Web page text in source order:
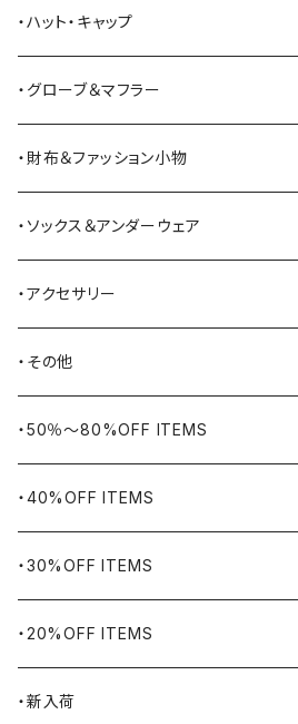
Bass Pro Shops
BATTLE LAKE
Barbour
BAYSIDE
BELSTAFF
BIG BILL
WORKERS BIGDAY
BHADUR
Bills KHAKIS
BLUCO
Blundstone
カーディガン
パーカー
ツナギ
ジャージ・スウェット
ハーフパンツ・ショートパンツ
リュック・バックパック
ボストンバッグ・ダッフルバッグ
ヒップバッグ・ファニーパック
ブリーフケース
ツールバッグ
スニーカー
サンダル
その他シューズ
シュー用品
・ハット・キャップ
・グローブ＆マフラー
・財布＆ファッション小物
・ソックス＆アンダーウェア
・アクセサリー
バングル・ブレスレット
リング
ネックレス・ペンダント
ピンズ・ブローチ
腕時計
・その他
ヴィンテージ
アウトドア用品
ナバホラグ・ビンテージラグ
ブランケット
食品
・50％〜80%OFF ITEMS
・40%OFF ITEMS
・30%OFF ITEMS
・20%OFF ITEMS
・新入荷